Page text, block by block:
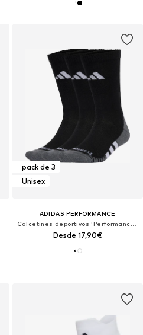
pack de 3
Unisex
ADIDAS PERFORMANCE
Calcetines deportivos 'Performance CLIMACOOL Cushioned Crew 3 Pairs'
Desde 17,90€